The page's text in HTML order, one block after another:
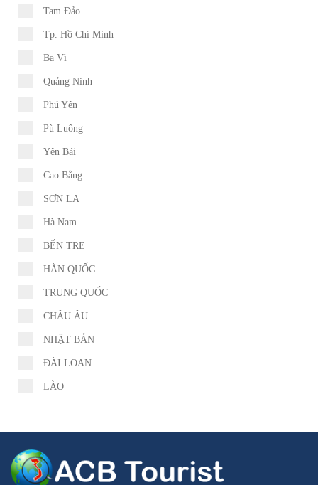
Tam Đảo
Tp. Hồ Chí Minh
Ba Vì
Quảng Ninh
Phú Yên
Pù Luông
Yên Bái
Cao Bằng
SƠN LA
Hà Nam
BẾN TRE
HÀN QUỐC
TRUNG QUỐC
CHÂU ÂU
NHẬT BẢN
ĐÀI LOAN
LÀO